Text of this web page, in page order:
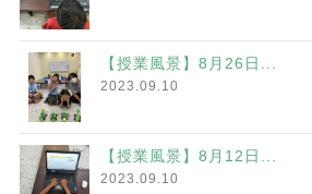
【授業風景】8月26日...
2023.09.10
【授業風景】8月12日...
2023.09.10